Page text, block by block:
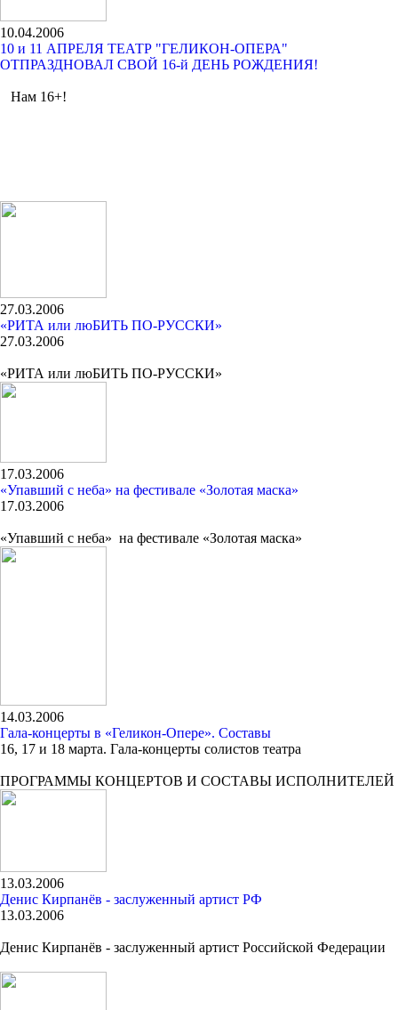
10.04.2006
10 и 11 АПРЕЛЯ ТЕАТР "ГЕЛИКОН-ОПЕРА"
ОТПРАЗДНОВАЛ СВОЙ 16-й ДЕНЬ РОЖДЕНИЯ!
Нам 16+!
27.03.2006
«РИТА или люБИТЬ ПО-РУССКИ»
27.03.2006
«РИТА или люБИТЬ ПО-РУССКИ»
17.03.2006
«Упавший с неба» на фестивале «Золотая маска»
17.03.2006
«Упавший с неба» на фестивале «Золотая маска»
14.03.2006
Гала-концерты в «Геликон-Опере». Составы
16, 17 и 18 марта. Гала-концерты солистов театра
ПРОГРАММЫ КОНЦЕРТОВ И СОСТАВЫ ИСПОЛНИТЕЛЕЙ
13.03.2006
Денис Кирпанёв - заслуженный артист РФ
13.03.2006
Денис Кирпанёв - заслуженный артист Российской Федерации